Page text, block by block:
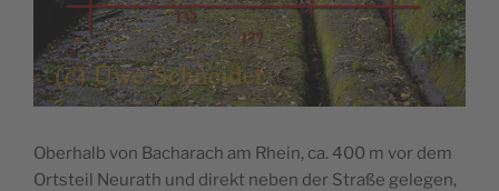
Oberhalb von Bacharach am Rhein, ca. 400 m vor dem
Ortsteil Neurath und direkt neben der Straße gelegen,